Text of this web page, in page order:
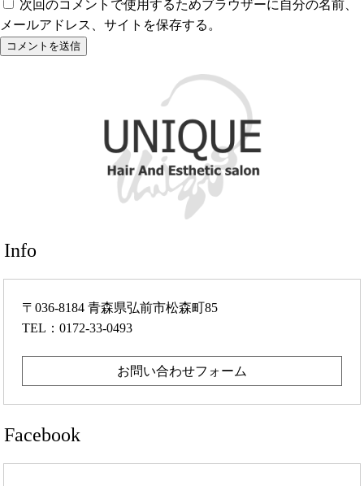
次回のコメントで使用するためブラウザーに自分の名前、
メールアドレス、サイトを保存する。
Info
〒036-8184 青森県弘前市松森町85
TEL：0172-33-0493
お問い合わせフォーム
Facebook